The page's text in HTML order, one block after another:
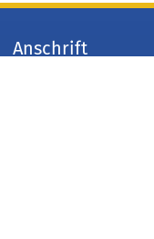
Anschrift